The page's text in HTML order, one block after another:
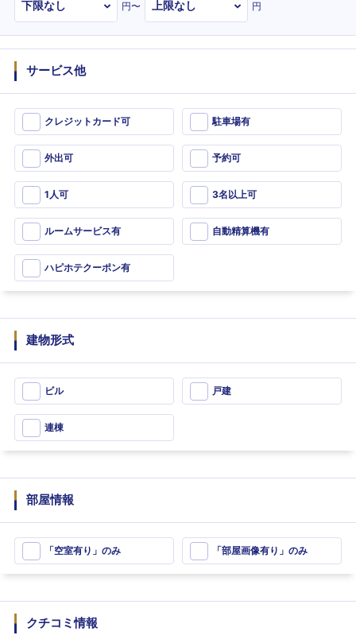
円〜 円
サービス他
クレジットカード可 駐車場有
外出可 予約可
1人可 3名以上可
ルームサービス有 自動精算機有
ハピホテクーポン有
建物形式
ビル 戸建
連棟
部屋情報
「空室有り」のみ 「部屋画像有り」のみ
クチコミ情報